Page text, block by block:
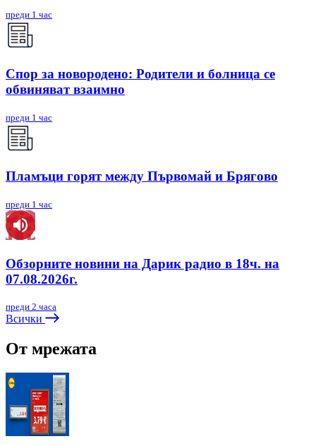
преди 1 час
Спор за новородено: Родители и болница се
обвиняват взаимно
преди 1 час
Пламъци горят между Първомай и Брягово
преди 1 час
Обзорните новини на Дарик радио в 18ч. на
07.08.2026г.
преди 2 часа
Всички
От мрежата